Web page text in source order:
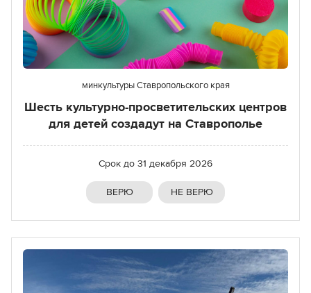
минкультуры Ставропольского края
Шесть культурно-просветительских центров
для детей создадут на Ставрополье
Срок до 31 декабря 2026
ВЕРЮ НЕ ВЕРЮ